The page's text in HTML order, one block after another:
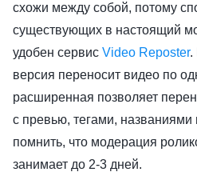
схожи между собой, потому
существующих в настоящий
удобен сервис Video Reposter.
версия переносит видео по
расширенная позволяет
с превью, тегами,
помнить, что модерация
занимает до 2-3 дней.